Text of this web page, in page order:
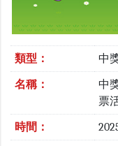
類型： 中
名稱：
中
票
時間：